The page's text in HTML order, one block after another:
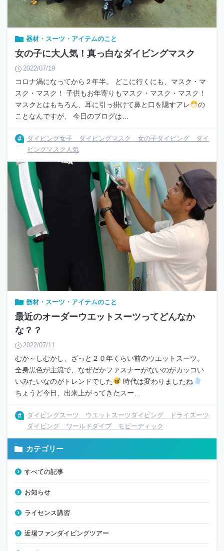
器材・スーツ・アイテムのこと
女の子に大人気！真っ白なダイビングマスク
2022/07/19
コロナ渦になってから２年半。 どこに行くにも、マスク・マ
スク・マスク！ 子供もお年寄りもマスク・マスク・マスク！
マスクとはもちろん、耳に引っ掛けて鼻と口を隠すアレ
の
ことなんですが、 今日のブログは…
ダイビング女子 ダイビングマスク 女の子ダイビング ダイ
ビングマスク人気
器材・スーツ・アイテムのこと
最近のオーダーウエットスーツってどんなか
な？？
2022/07/11
むか～しむかし、ざっと２０年くらい前のウエットスーツ。
全身黒色が主流で、なぜだかファスナーがないのがカッコい
いみたいなのがトレンドでした
時代は変わりましたね
ちょうど今日、出来上がってきたスー…
ダイビングスーツ ウエットスーツダイビング ドライスーツ
ダイビング ワールドダイブ モビーディック
カテゴリー
すべての記事
お知らせ
ライセンス講習
近場ファンダイビングツアー